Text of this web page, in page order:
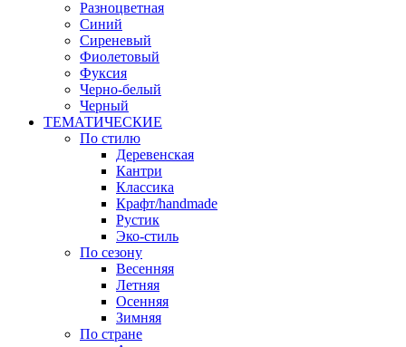
Разноцветная
Синий
Сиреневый
Фиолетовый
Фуксия
Черно-белый
Черный
ТЕМАТИЧЕСКИЕ
По стилю
Деревенская
Кантри
Классика
Крафт/handmade
Рустик
Эко-стиль
По сезону
Весенняя
Летняя
Осенняя
Зимняя
По стране